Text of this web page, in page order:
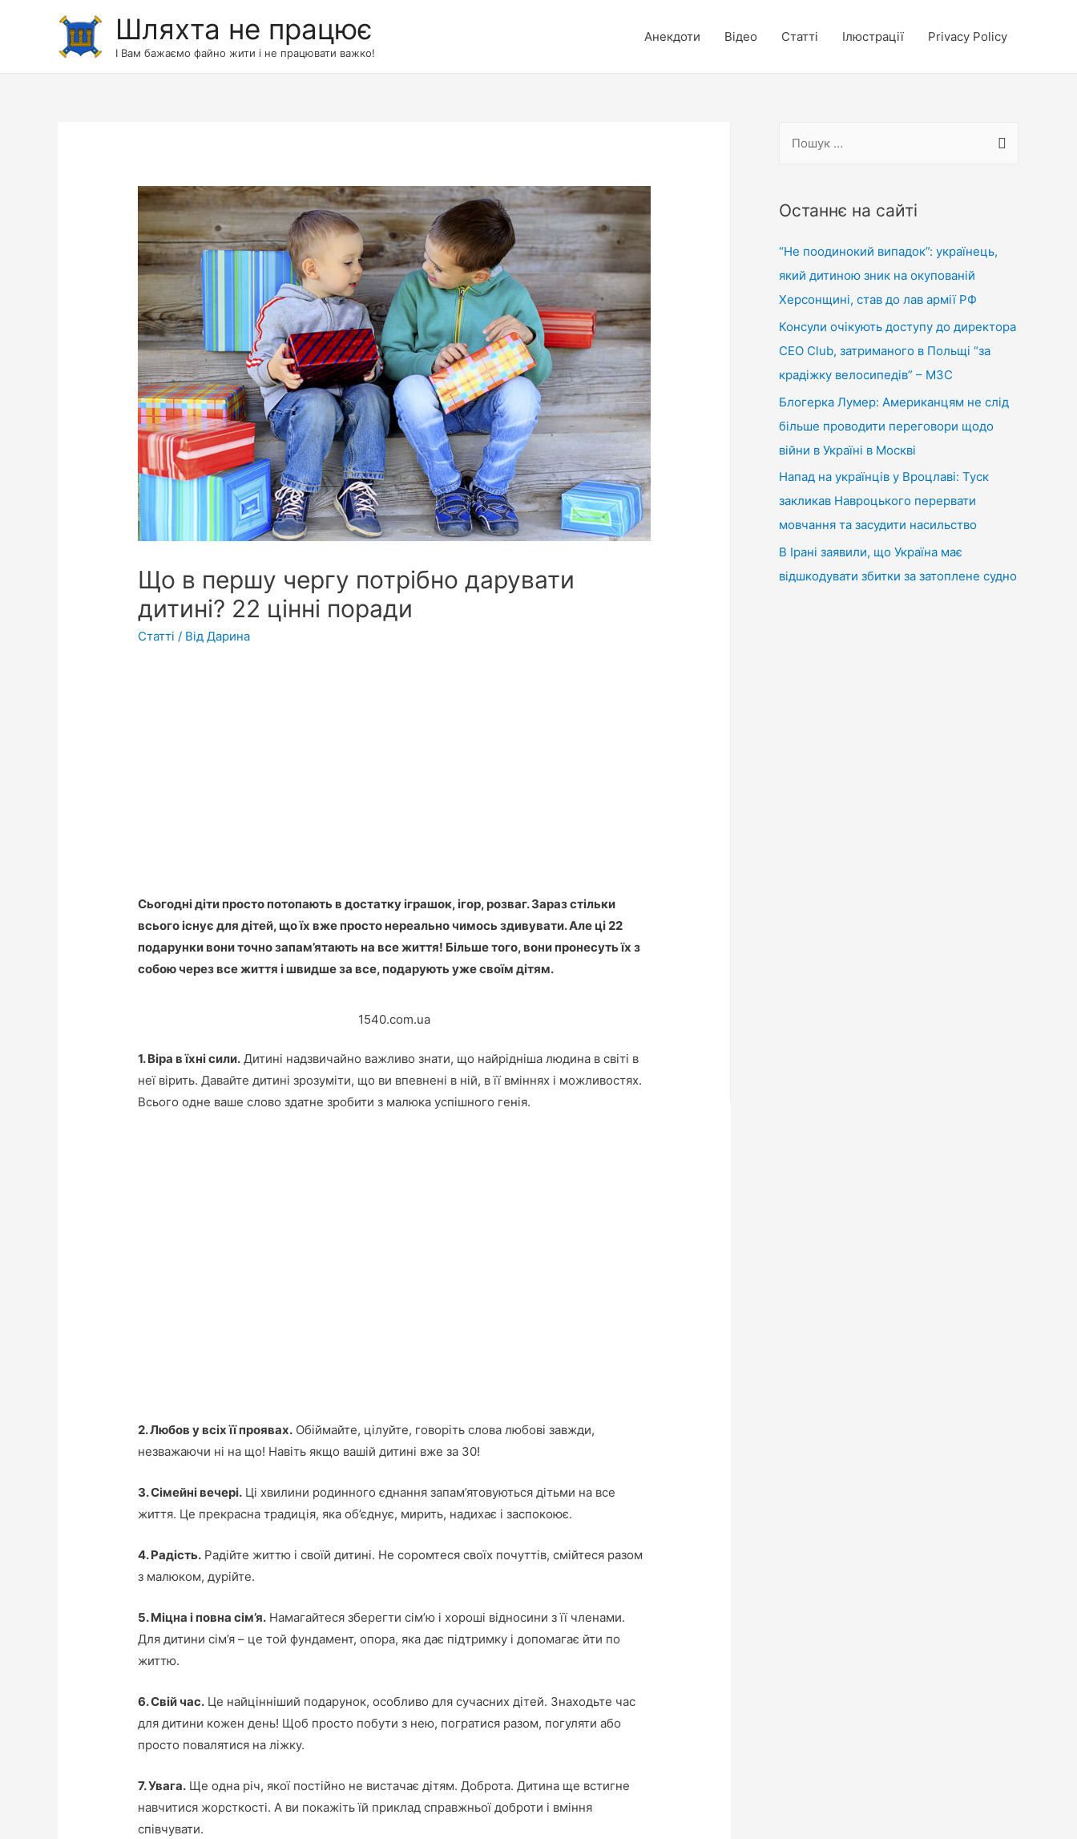
Шляхта не працює
І Вам бажаємо файно жити і не працювати важко!
Анекдоти Відео Статті Ілюстрації Privacy Policy
Що в першу чергу потрібно дарувати
дитині? 22 цінні поради
Статті / ВідДарина
Сьогодні діти просто потопають в достатку іграшок, ігор, розваг. Зараз стільки
всього існує для дітей, що їх вже просто нереально чимось здивувати. Але ці 22
подарунки вони точно запам’ятають на все життя! Більше того, вони пронесуть їх з
собою через все життя і швидше за все, подарують уже своїм дітям.
1540.com.ua
1. Віра в їхні сили. Дитині надзвичайно важливо знати, що найрідніша людина в світі в
неї вірить. Давайте дитині зрозуміти, що ви впевнені в ній, в її вміннях і можливостях.
Всього одне ваше слово здатне зробити з малюка успішного генія.
2. Любов у всіх її проявах. Обіймайте, цілуйте, говоріть слова любові завжди,
незважаючи ні на що! Навіть якщо вашій дитині вже за 30!
3. Сімейні вечері. Ці хвилини родинного єднання запам’ятовуються дітьми на все
життя. Це прекрасна традиція, яка об’єднує, мирить, надихає і заспокоює.
4. Радість. Радійте життю і своїй дитині. Не соромтеся своїх почуттів, смійтеся разом
з малюком, дурійте.
5. Міцна і повна сім’я. Намагайтеся зберегти сім’ю і хороші відносини з її членами.
Для дитини сім’я – це той фундамент, опора, яка дає підтримку і допомагає йти по
життю.
6. Свій час. Це найцінніший подарунок, особливо для сучасних дітей. Знаходьте час
для дитини кожен день! Щоб просто побути з нею, погратися разом, погуляти або
просто повалятися на ліжку.
7. Увага. Ще одна річ, якої постійно не вистачає дітям. Доброта. Дитина ще встигне
навчитися жорсткості. А ви покажіть їй приклад справжньої доброти і вміння
співчувати.
у
:
Останнє на сайті
“Не поодинокий випадок”: українець,
який дитиною зник на окупованій
Херсонщині, став до лав армії РФ
Консули очікують доступу до директора
CEO Club, затриманого в Польщі “за
крадіжку велосипедів” – МЗС
Блогерка Лумер: Американцям не слід
більше проводити переговори щодо
війни в Україні в Москві
Напад на українців у Вроцлаві: Туск
закликав Навроцького перервати
мовчання та засудити насильство
В Ірані заявили, що Україна має
відшкодувати збитки за затоплене судно